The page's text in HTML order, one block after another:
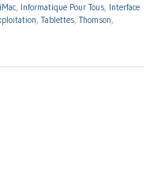
iMac, Informatique Pour Tous, Interface
, Tablettes, Thomson,